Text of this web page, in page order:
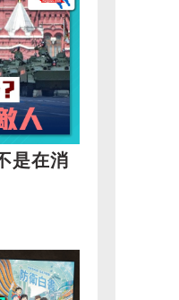
是在消